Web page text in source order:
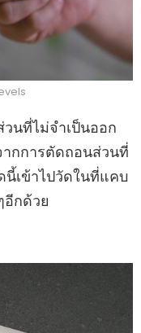
นที่ไม่จำเป็นออก
กการตัดถอนส่วนที่
เข้าไปวัดในที่แคบ
อีกด้วย